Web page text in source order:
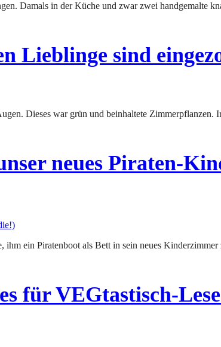
Lieblinge sind
neues Piraten-
für VEGtastisch-